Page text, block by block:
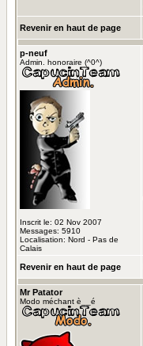
Revenir en haut de page
p-neuf
Admin. honoraire (^0^)
Inscrit le: 02 Nov 2007
Messages: 5910
Localisation: Nord - Pas de
Calais
Revenir en haut de page
Mr Patator
Modo méchant è__é